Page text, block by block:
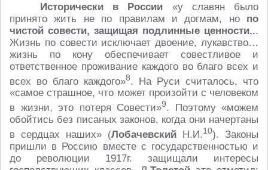
Исторически в России «у славян было
принято жить не по правилам и догмам, но по
чистой совести, защищая подлинные ценности...
Жизнь по совести исключает двоение, лукавство…
жизнь по кону обеспечивает совестливое и
ответственное проживание каждого во благо всех и
всех во благо каждого»8. На Руси считалось, что
«самое страшное, что может произойти с человеком
в жизни, это потеря Совести»9. Поэтому «можем
обойтись без писаных законов, когда они начертаны
в сердцах наших» (Лобачевский Н.И.10). Законы
пришли в Россию вместе с государственностью и
до революции 1917г. защищали интересы